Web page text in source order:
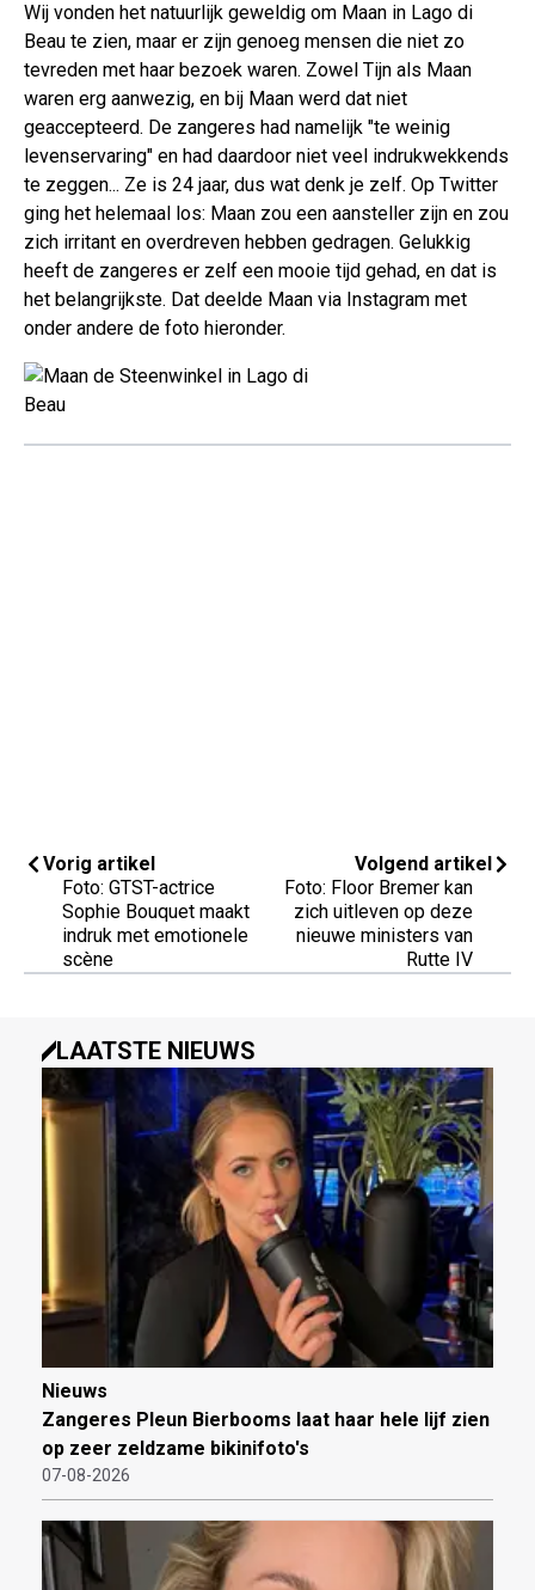
Wij vonden het natuurlijk geweldig om Maan in Lago di
Beau te zien, maar er zijn genoeg mensen die niet zo
tevreden met haar bezoek waren. Zowel Tijn als Maan
waren erg aanwezig, en bij Maan werd dat niet
geaccepteerd. De zangeres had namelijk "te weinig
levenservaring" en had daardoor niet veel indrukwekkends
te zeggen... Ze is 24 jaar, dus wat denk je zelf. Op Twitter
ging het helemaal los: Maan zou een aansteller zijn en zou
zich irritant en overdreven hebben gedragen. Gelukkig
heeft de zangeres er zelf een mooie tijd gehad, en dat is
het belangrijkste. Dat deelde Maan via Instagram met
onder andere de foto hieronder.
Vorig artikel
Foto: GTST-actrice
Sophie Bouquet maakt
indruk met emotionele
scène
Volgend artikel
Foto: Floor Bremer kan
zich uitleven op deze
nieuwe ministers van
Rutte IV
LAATSTE NIEUWS
Nieuws
Zangeres Pleun Bierbooms laat haar hele lijf zien
op zeer zeldzame bikinifoto's
07-08-2026